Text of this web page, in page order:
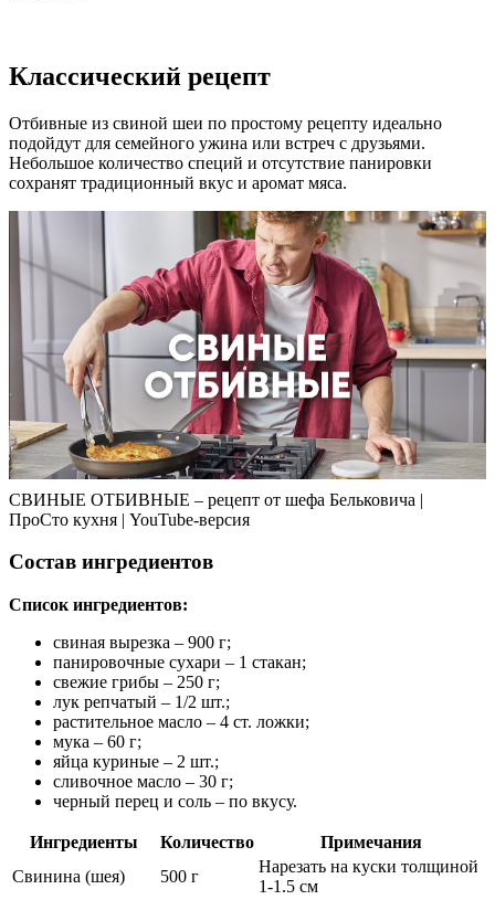
Классический рецепт
Отбивные из свиной шеи по простому рецепту идеально
подойдут для семейного ужина или встреч с друзьями.
Небольшое количество специй и отсутствие панировки
сохранят традиционный вкус и аромат мяса.
СВИНЫЕ ОТБИВНЫЕ – рецепт от шефа Бельковича |
ПроСто кухня | YouTube-версия
Состав ингредиентов
Список ингредиентов:
свиная вырезка – 900 г;
панировочные сухари – 1 стакан;
свежие грибы – 250 г;
лук репчатый – 1/2 шт.;
растительное масло – 4 ст. ложки;
мука – 60 г;
яйца куриные – 2 шт.;
сливочное масло – 30 г;
черный перец и соль – по вкусу.
Ингредиенты Количество
Примечания
Свинина (шея)
500 г
Нарезать на куски толщиной
1-1.5 см